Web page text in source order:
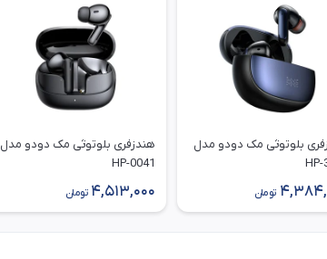
بلوتوثی مک دودو مدل
HP-
تومان
هندزفری بلوتوثی مک دودو مدل
HP-0041
4,513,000 تومان